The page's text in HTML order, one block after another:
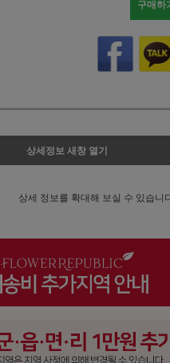
구매하
상세정보 새창 열기
상세 정보를 확대해 보실 수 있습니